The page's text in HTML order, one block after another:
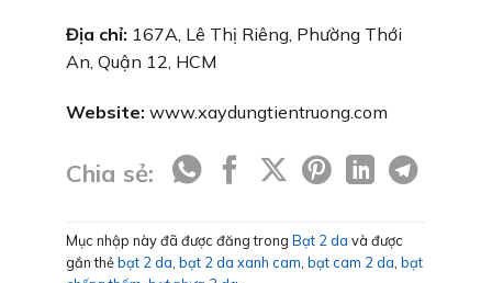
Địa chỉ: 167A, Lê Thị Riêng, Phường Thới
An, Quận 12, HCM
Website: www.xaydungtientruong.com
Chia sẻ:
Mục nhập này đã được đăng trong Bạt 2 da và được
gắn thẻbạt 2 da bạt 2 da xanh cam bạt cam 2 da bạt